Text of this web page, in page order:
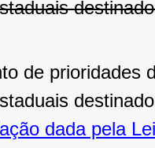
de prioridades
dada pela